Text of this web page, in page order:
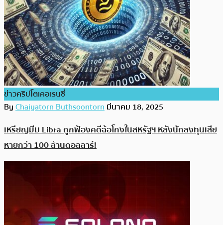
ข่าวคริปโตเคอเรนซี่
ByChaiyatorn Buthsoontornมีนาคม 18, 2025
เหรียญมีม Libra ถูกฟ้องคดีฉ้อโกงในสหรัฐฯ หลังนักลงทุนเสีย
หายกว่า 100 ล้านดอลลาร์!